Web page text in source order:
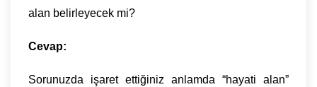
alan belirleyecek mi?
Cevap:
Sorunuzda işaret ettiğiniz anlamda “hayati alan”